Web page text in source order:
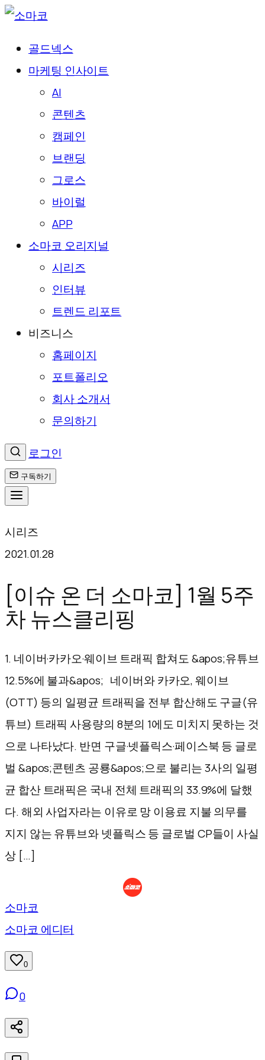
골드넥스
마케팅 인사이트
AI
콘텐츠
캠페인
브랜딩
그로스
바이럴
APP
소마코 오리지널
시리즈
인터뷰
트렌드 리포트
비즈니스
홈페이지
포트폴리오
회사 소개서
문의하기
로그인
구독하기
텐
츠
로
바
로
시리즈
2021.01.28
[이슈 온 더 소마코] 1월 5주
차 뉴스클리핑
1. 네이버·카카오·웨이브 트래픽 합쳐도 &apos;유튜브
12.5%에 불과&apos; 네이버와 카카오, 웨이브
(OTT) 등의 일평균 트래픽을 전부 합산해도 구글(유
튜브) 트래픽 사용량의 8분의 1에도 미치지 못하는 것
으로 나타났다. 반면 구글·넷플릭스·페이스북 등 글로
벌 &apos;콘텐츠 공룡&apos;으로 불리는 3사의 일평
균 합산 트래픽은 국내 전체 트래픽의 33.9%에 달했
다. 해외 사업자라는 이유로 망 이용료 지불 의무를
지지 않는 유튜브와 넷플릭스 등 글로벌 CP들이 사실
상 […]
소마코
소마코 에디터
0
0